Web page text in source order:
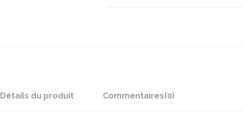
Détails du produit Commentaires(0)